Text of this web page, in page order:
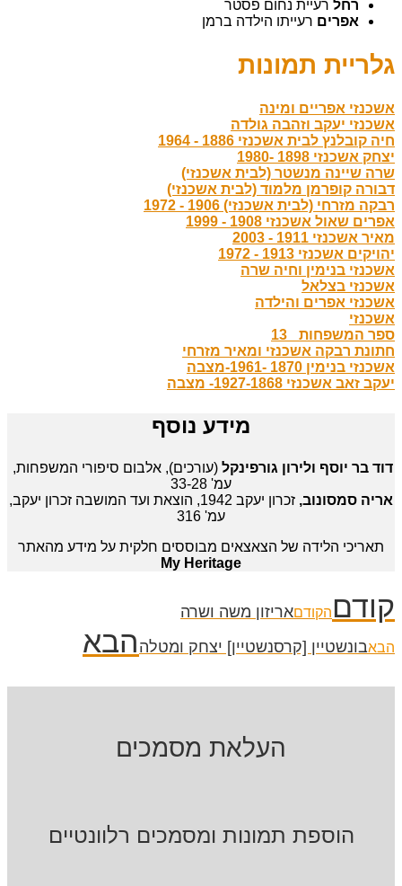
רחל רעיית נחום פסטר
אפרים רעייתו הילדה ברמן
גלריית תמונות
אשכנזי אפריים ומינה
אשכנזי יעקב וזהבה גולדה
חיה קובלנץ לבית אשכנזי 1886 - 1964
יצחק אשכנזי 1898 -1980
שרה שיינה מנשטר (לבית אשכנזי)
דבורה קופרמן מלמוד (לבית אשכנזי)
רבקה מזרחי (לבית אשכנזי) 1906 - 1972
אפרים שאול אשכנזי 1908 - 1999
מאיר אשכנזי 1911 - 2003
יהויקים אשכנזי 1913 - 1972
אשכנזי בנימין וחיה שרה
אשכנזי בצלאל
אשכנזי אפרים והילדה
אשכנזי
ספר המשפחות _13
חתונת רבקה אשכנזי ומאיר מזרחי
אשכנזי בנימין 1870 -1961-מצבה
יעקב זאב אשכנזי 1927-1868- מצבה
מידע נוסף
דוד בר יוסף ולירון גורפינקל (עורכים), אלבום סיפורי המשפחות,
עמ' 33-28
אריה סמסונוב,
זכרון יעקב 1942, הוצאת ועד המושבה זכרון יעקב,
עמ' 316
תאריכי הלידה של הצאצאים מבוססים חלקית על מידע מהאתר
My Heritage
קודם הקודםאריזון משה ושרה
הבאבונשטיין [קרסנשטיין] יצחק ומטלה הבא
העלאת מסמכים
הוספת תמונות ומסמכים רלוונטיים